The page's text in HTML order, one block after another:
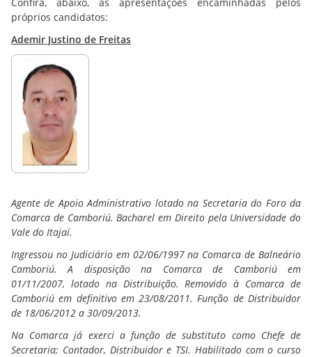
próprios candidatos:
Ademir Justino de Freitas
Agente de Apoio Administrativo lotado na Secretaria do Foro da
Comarca de Camboriú. Bacharel em Direito pela Universidade do
Vale do Itajaí.
Ingressou no Judiciário em 02/06/1997 na Comarca de Balneário
Camboriú. A disposição na Comarca de Camboriú em
01/11/2007, lotado na Distribuição. Removido à Comarca de
Camboriú em definitivo em 23/08/2011. Função de Distribuidor
de 18/06/2012 a 30/09/2013.
Na Comarca já exerci a função de substituto como Chefe de
Secretaria; Contador, Distribuidor e TSI. Habilitado com o curso